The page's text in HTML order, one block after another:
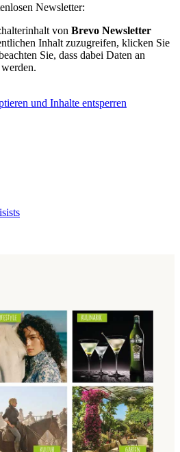
Newsletter:
von Brevo Newsletter
Inhalt zuzugreifen, klicken Sie
Sie, dass dabei Daten an
und Inhalte entsperren